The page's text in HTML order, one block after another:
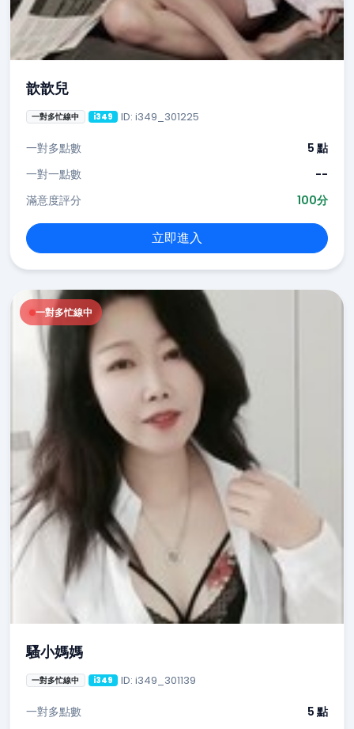
歆歆兒
一對多忙線中 i349 ID: i349_301225
一對多點數
5 點
一對一點數
--
滿意度評分
100分
立即進入
一對多忙線中
騷小媽媽
一對多忙線中 i349 ID: i349_301139
一對多點數 5 點